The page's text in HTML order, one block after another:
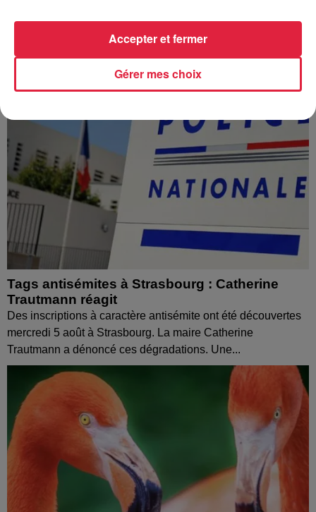
nombreuses interrogations, la municipalité a pris...
Tags antisémites à Strasbourg : Catherine
Trautmann réagit
Des inscriptions à caractère antisémite ont été découvertes
mercredi 5 août à Strasbourg. La maire Catherine
Trautmann a dénoncé ces dégradations. Une...
Gérer mes choix
Accepter et fermer